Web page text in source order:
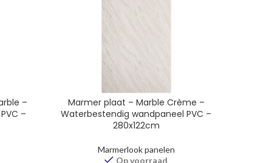
–
–
Marmer plaat – Marble Crème –
Waterbestendig wandpaneel PVC –
280x122cm
Marmerlook panelen
Op voorraad